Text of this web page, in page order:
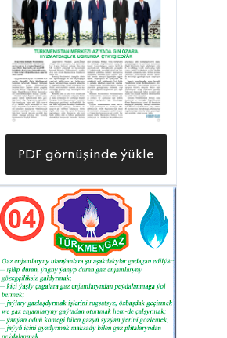
PDF görnüşinde ýükle